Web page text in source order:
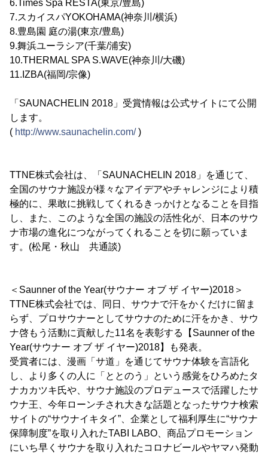
6.Times Spa RESTA(東京/豊島)
7.スカイスパYOKOHAMA(神奈川/横浜)
8.豊島園 庭の湯(東京/豊島)
9.舞浜ユーラシア(千葉/浦安)
10.THERMAL SPA S.WAVE(神奈川/大磯)
11.IZBA(福岡/宗像)
「SAUNACHELIN 2018」受賞情報は公式サイトにて公開
します。
( http://www.saunachelin.com/)
TTNE株式会社は、「SAUNACHELIN 2018」を通じて、
全国のサウナ施設が様々なアイデアやチャレンジにより積
極的に、果敢に挑戦してくれるきっかけとなることを目指
し、また、このような全国の施設の活性化が、日本のサウ
ナ市場の進化につながってくれることを切に願っていま
す。(松尾・秋山 共通談)
＜Saunner of the Year(サウナー オブ ザ イヤー)2018＞
TTNE株式会社では、同日、サウナで汗をかくだけに留ま
らず、プロサウナーとしてサウナのために汗をかき、サウ
ナ啓もう活動に貢献した11名を表彰する【Saunner of the
Year(サウナー オブ ザ イヤー)2018】も発表。
受賞者には、漫画「サ道」を通じてサウナ体験を言語化
し、より多くの人に「ととのう」という感覚をひろめたタ
ナカカツキ氏や、サウナ施設のプロデュースで活躍したサ
ウナ王、今年ローンチされ大きな話題となったサウナ検索
サイトの“サウナイキタイ”、企業として福利厚生に“サウナ
保障制度”を取り入れたTABI LABO、商品プロモーション
にいち早くサウナを取り入れたコロナビールやヤマハ発動